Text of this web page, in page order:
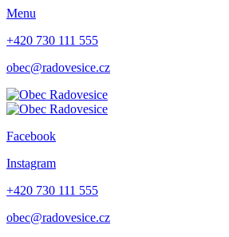
Menu
+420 730 111 555
obec@radovesice.cz
Facebook
Instagram
+420 730 111 555
obec@radovesice.cz